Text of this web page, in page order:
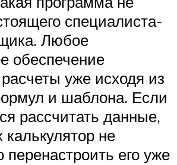
специалиста-
Любое
обеспечение
уже исходя из
и шаблона. Если
рассчитать данные,
не
перенастроить его уже